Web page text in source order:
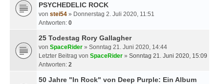
PSYCHEDELIC ROCK
von stei54 » Donnerstag 2. Juli 2020, 11:51
Antworten: 0
25 Todestag Rory Gallagher
von SpaceRider » Sonntag 21. Juni 2020, 14:44
Letzter Beitrag von SpaceRider » Sonntag 21. Juni 2020, 15:09
Antworten: 2
50 Jahre "In Rock" von Deep Purple: Ein Album